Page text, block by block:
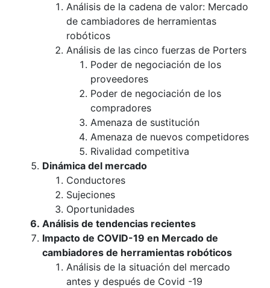
Análisis de la cadena de valor: Mercado
de cambiadores de herramientas
robóticos
Análisis de las cinco fuerzas de Porters
Poder de negociación de los
proveedores
Poder de negociación de los
compradores
Amenaza de sustitución
Amenaza de nuevos competidores
Rivalidad competitiva
Dinámica del mercado
Conductores
Sujeciones
Oportunidades
Análisis de tendencias recientes
Impacto de COVID-19 en Mercado de
cambiadores de herramientas robóticos
Análisis de la situación del mercado
antes y después de Covid -19